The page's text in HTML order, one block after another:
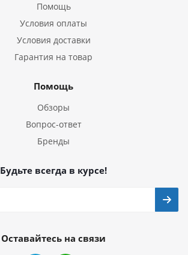
Помощь
Условия оплаты
Условия доставки
Гарантия на товар
Помощь
Обзоры
Вопрос-ответ
Бренды
Будьте всегда в курсе!
Оставайтесь на связи